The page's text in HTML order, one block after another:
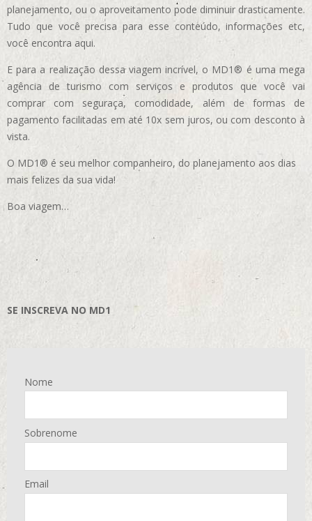
planejamento, ou o aproveitamento pode diminuir drasticamente.
Tudo que você precisa para esse conteúdo, informações etc,
você encontra aqui.
E para a realização dessa viagem incrível, o MD1® é uma mega
agência de turismo com serviços e produtos que você vai
comprar com seguraça, comodidade, além de formas de
pagamento facilitadas em até 10x sem juros, ou com desconto à
vista.
O MD1® é seu melhor companheiro, do planejamento aos dias
mais felizes da sua vida!
Boa viagem…
SE INSCREVA NO MD1
Nome
Sobrenome
Email